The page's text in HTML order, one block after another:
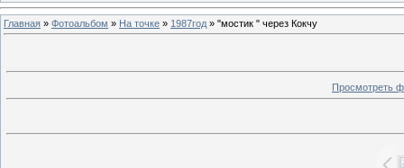
Главная » Фотоальбом » На точке » 1987год » "мостик " через Кокчу
Просмотреть